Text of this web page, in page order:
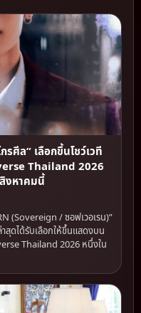
ศีล” เลือกขึ้นโชว์เวที
Thailand 2026
งหาคมนี้
(Sovereign / ซอฟเวอเรน)”
ดได้รับเลือกให้ขึ้นแสดงบน
Thailand 2026 หนึ่งใน